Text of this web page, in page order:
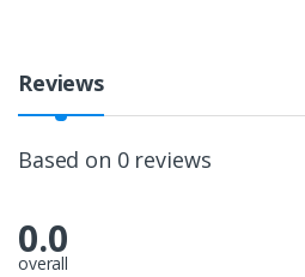
Reviews
Based on 0 reviews
0.0
overall